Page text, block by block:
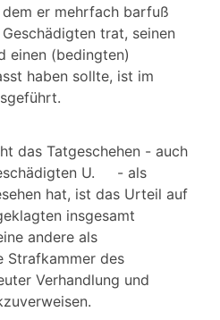
er mehrfach barfuß
trat, seinen
einen (bedingten)
haben sollte, ist im
das Tatgeschehen - auch
U. - als
hat, ist das Urteil auf
insgesamt
andere als
Strafkammer des
Verhandlung und